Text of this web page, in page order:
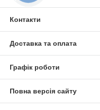
Контакти
Доставка та оплата
Графік роботи
Повна версія сайту